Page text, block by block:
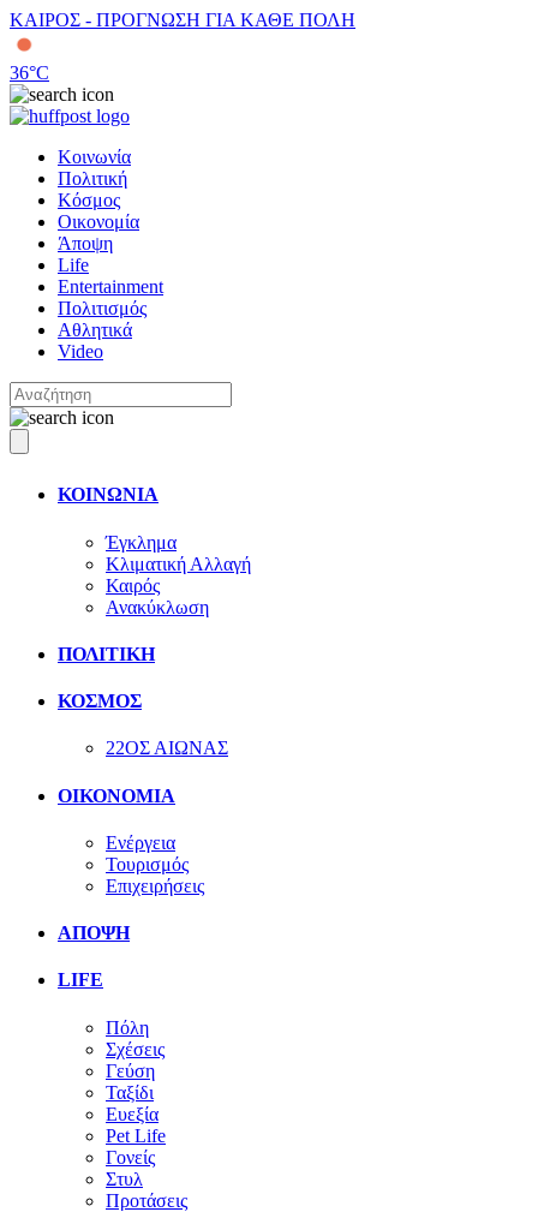
ΚΑΙΡΟΣ - ΠΡΟΓΝΩΣΗ ΓΙΑ ΚΑΘΕ ΠΟΛΗ
36°C
Κοινωνία
Πολιτική
Κόσμος
Οικονομία
Άποψη
Life
Entertainment
Πολιτισμός
Αθλητικά
Video
ΚΟΙΝΩΝΙΑ
Έγκλημα
Κλιματική Αλλαγή
Καιρός
Ανακύκλωση
ΠΟΛΙΤΙΚΗ
ΚΟΣΜΟΣ
22ΟΣ ΑΙΩΝΑΣ
ΟΙΚΟΝΟΜΙΑ
Ενέργεια
Τουρισμός
Επιχειρήσεις
ΑΠΟΨΗ
LIFE
Πόλη
Σχέσεις
Γεύση
Ταξίδι
Ευεξία
Pet Life
Γονείς
Στυλ
Προτάσεις